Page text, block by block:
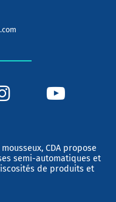
CDA propose
semi-automatiques et
de produits et